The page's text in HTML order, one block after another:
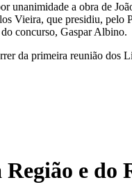
unanimidade a obra de
Vieira, que presidiu, pelo
concurso, Gaspar Albino.
da primeira reunião dos
Região e do